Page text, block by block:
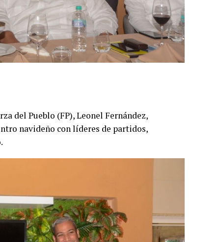
del Pueblo (FP), Leonel Fernández,
navideño con líderes de partidos,